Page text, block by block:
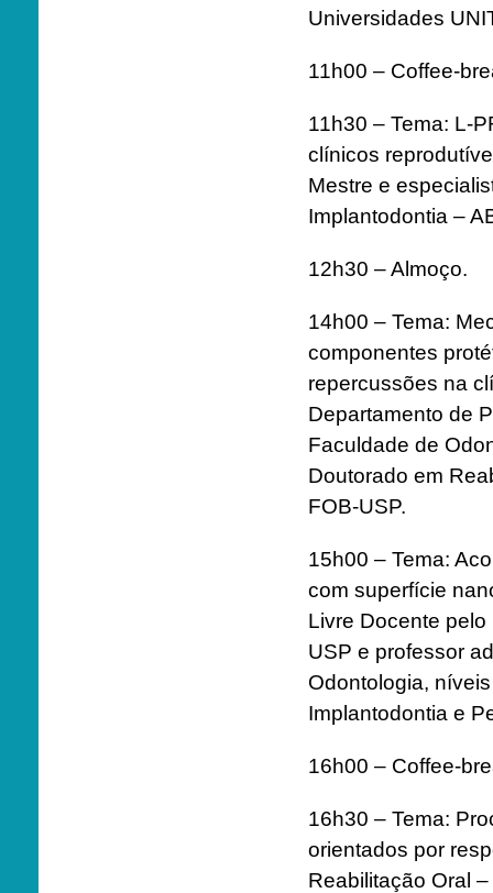
Universidades
11h00 – Coffee-
11h30 – Tema: L-
clínicos
Mestre e
Implantodontia –
12h30 – Almoço.
14h00 – Tema:
componentes
repercussões na
Departamento de
Faculdade de
Doutorado em
FOB-USP.
15h00 – Tema:
com superfície
Livre Docente
USP e professor
Odontologia,
Implantodontia e
16h00 – Coffee-
16h30 – Tema:
orientados por
Reabilitação Oral